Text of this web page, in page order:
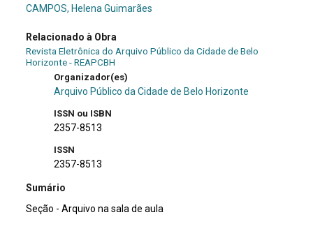
CAMPOS, Helena Guimarães
Relacionado à Obra
Revista Eletrônica do Arquivo Público da Cidade de Belo
Horizonte - REAPCBH
Organizador(es)
Arquivo Público da Cidade de Belo Horizonte
ISSN ou ISBN
2357-8513
ISSN
2357-8513
Sumário
Seção - Arquivo na sala de aula